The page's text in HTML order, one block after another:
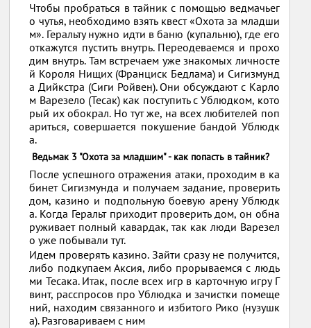
Чтобы пробраться в тайник с помощью ведмачьег
о чутья, необходимо взять квест «Охота за младши
м». Геральту нужно идти в баню (купальню), где его
откажутся пустить внутрь. Переодеваемся и прохо
дим внутрь. Там встречаем уже знакомых личносте
й Короля Нищих (Франциск Бедлама) и Сигизмунд
а Дийкстра (Сиги Ройвен). Они обсуждают с Карло
м Варезело (Тесак) как поступить с Ублюдком, кото
рый их обокрал. Но тут же, на всех любителей поп
ариться, совершается покушение бандой Ублюдк
а.
Ведьмак 3 "Охота за младшим" - как попасть в тайник?
После успешного отражения атаки, проходим в ка
бинет Сигизмунда и получаем задание, проверить
дом, казино и подпольную боевую арену Ублюдк
а. Когда Геральт приходит проверить дом, он обна
руживает полный кавардак, так как люди Варезел
о уже побывали тут.
Идем проверять казино. Зайти сразу не получится,
либо подкупаем Аксия, либо прорываемся с людь
ми Тесака. Итак, после всех игр в карточную игру Г
винт, расспросов про Ублюдка и зачистки помеще
ний, находим связанного и избитого Рико (нузушк
а). Разговариваем с ним